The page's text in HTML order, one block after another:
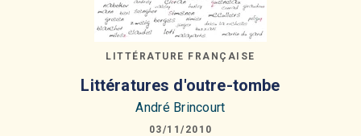
LITTÉRATURE FRANÇAISE
Littératures d'outre-tombe
André Brincourt
03/11/2010